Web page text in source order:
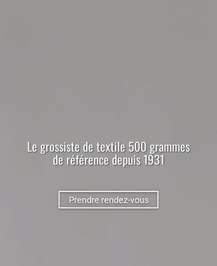
Legrossistedetextile500 grammes
de référence depuis 1931
Prendre rendez-vous